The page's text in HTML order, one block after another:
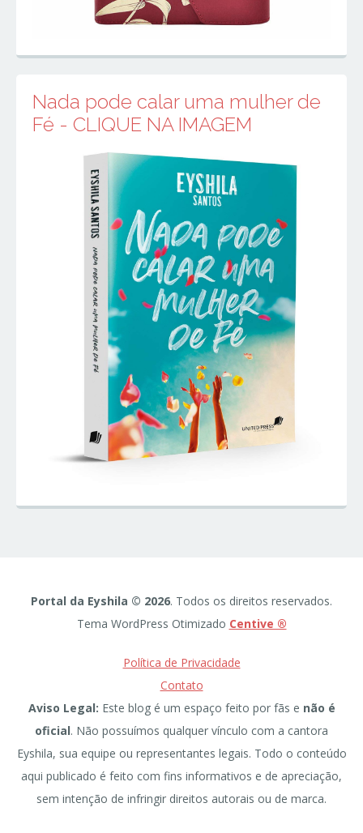
Nada pode calar uma mulher de
Fé - CLIQUE NA IMAGEM
Portal da Eyshila © 2026. Todos os direitos reservados.
Tema WordPress Otimizado Centive ®
Política de Privacidade
Contato
Aviso Legal: Este blog é um espaço feito por fãs e não é
oficial. Não possuímos qualquer vínculo com a cantora
Eyshila, sua equipe ou representantes legais. Todo o conteúdo
aqui publicado é feito com fins informativos e de apreciação,
sem intenção de infringir direitos autorais ou de marca.